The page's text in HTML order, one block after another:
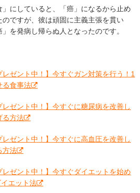
にしていると、「癌」になるから止め
ですが、彼は頑固に主義主張を貫い
を発病し帰らぬ人となったのです。
ゼント中！】今すぐガン対策を行う！1
る食事法
ゼント中！】今すぐに糖尿病を改善し
る方法
ゼント中！】今すぐに高血圧を改善し
方法
ゼント中！】今すぐダイエットを始め
エット法